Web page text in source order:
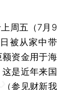
周五（7月9
被从家中带
资金用于海
是近年来国
参见财新我